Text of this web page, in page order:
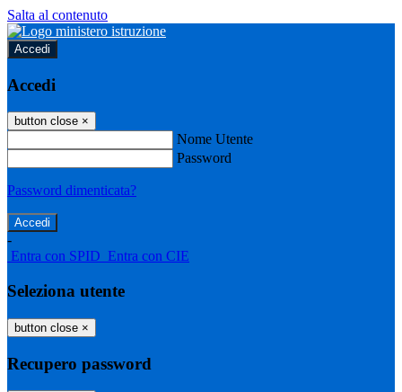
Salta al contenuto
Accedi
Accedi
button close ×
Nome Utente
Password
Password dimenticata?
-
Entra con SPID Entra con CIE
Seleziona utente
button close ×
Recupero password